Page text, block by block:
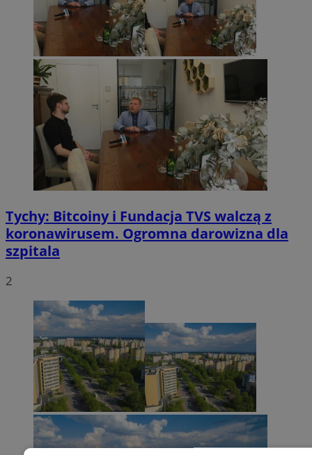
Tychy: Bitcoiny i Fundacja TVS walczą z
koronawirusem. Ogromna darowizna dla
szpitala
2